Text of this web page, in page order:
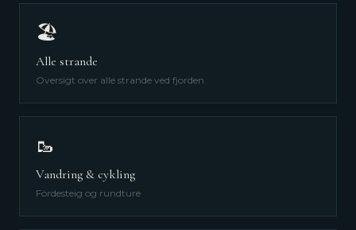
🏖️
Alle strande
Oversigt over alle strande ved fjorden
🥾
Vandring & cykling
Fördesteig og rundture